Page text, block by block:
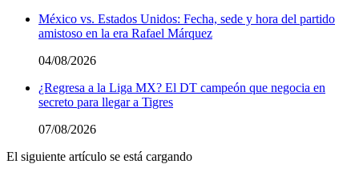
México vs. Estados Unidos: Fecha, sede y hora del partido
amistoso en la era Rafael Márquez
04/08/2026
¿Regresa a la Liga MX? El DT campeón que negocia en
secreto para llegar a Tigres
07/08/2026
El siguiente artículo se está cargando